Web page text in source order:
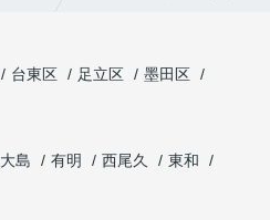
台東区 足立区
墨田区
大島 有明 西尾久
東和